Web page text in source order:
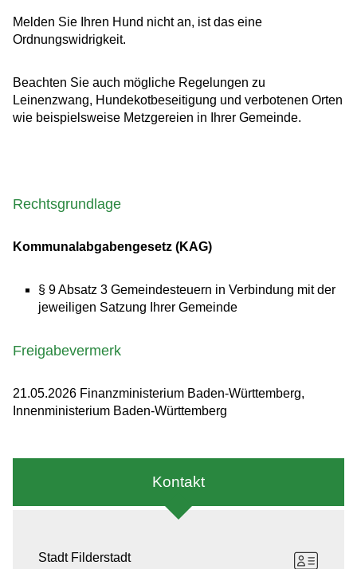
Melden Sie Ihren Hund nicht an, ist das eine
Ordnungswidrigkeit.
Beachten Sie auch mögliche Regelungen zu
Leinenzwang, Hundekotbeseitigung und verbotenen Orten
wie beispielsweise Metzgereien in Ihrer Gemeinde.
Rechtsgrundlage
Kommunalabgabengesetz (KAG)
§ 9 Absatz 3 Gemeindesteuern in Verbindung mit der
jeweiligen Satzung Ihrer Gemeinde
Freigabevermerk
21.05.2026 Finanzministerium Baden-Württemberg,
Innenministerium Baden-Württemberg
Kontakt
Stadt Filderstadt